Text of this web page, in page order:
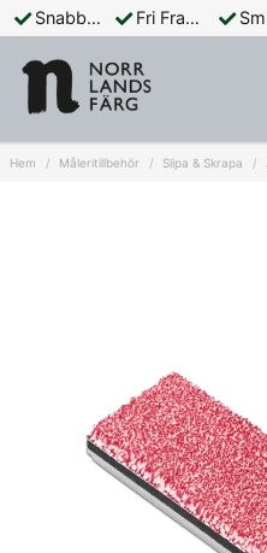
Snabba Leveranser Fri Frakt Över 899:- Smidiga
Hem Måleritillbehör Slipa & Skrapa